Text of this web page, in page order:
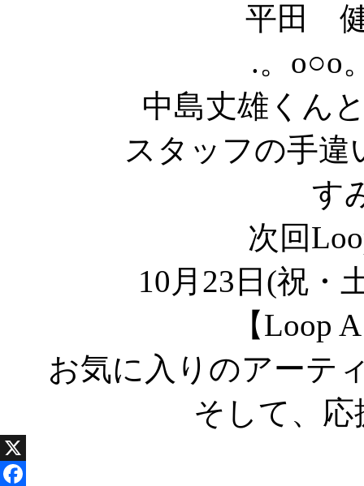
平田 健
.。o○o
中島丈雄くん
スタッフの手
す
次回
10月23日(祝・
【Loop
お気に入りのアーテ
そして、
X